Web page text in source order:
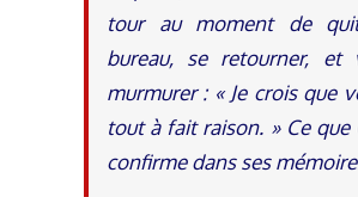
tour au moment de
bureau, se retourner, et
murmurer : « Je crois que
tout à fait raison. »Ce que
confirme dans ses